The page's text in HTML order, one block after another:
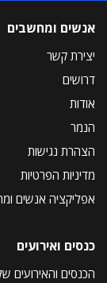
אנשים ומחשבים
יצירת קשר
דרושים
אודות
הנמר
הצהרת נגישות
מדיניות הפרטיות
אפליקציה אנשים
כנסים ואירועים
הכנסים והאירועים